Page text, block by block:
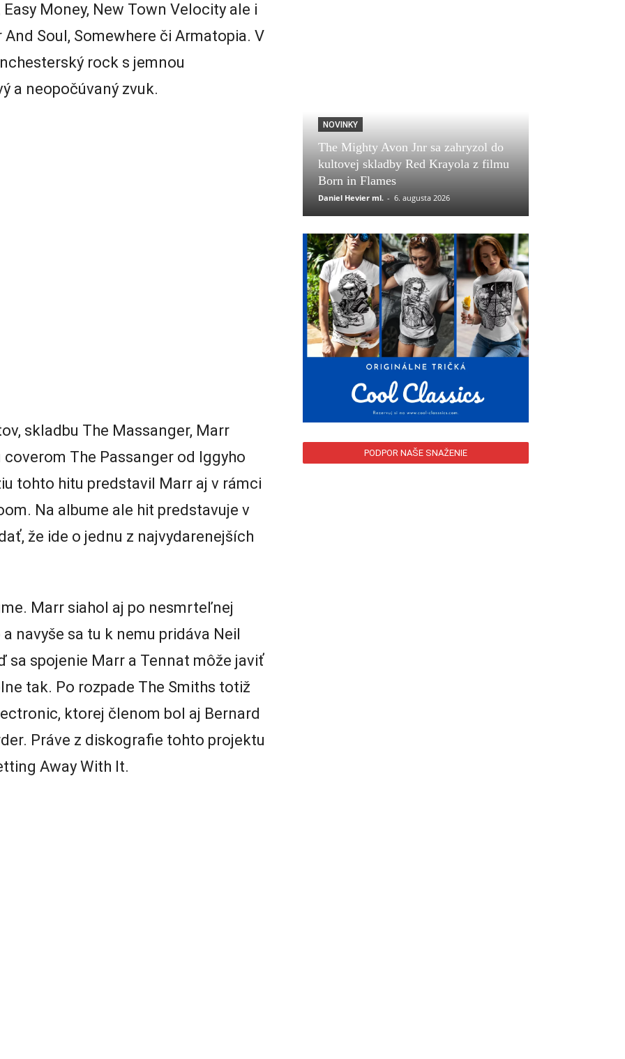
Money, New Town Velocity ale i
Soul, Somewhere či Armatopia. V
rock s jemnou
a neopočúvaný zvuk.
skladbu The Massanger, Marr
The Passanger od Iggyho
tohto hitu predstavil Marr aj v rámci
Na albume ale hit predstavuje v
že ide o jednu z najvydarenejších
Marr siahol aj po nesmrteľnej
navyše sa tu k nemu pridáva Neil
sa spojenie Marr a Tennat môže javiť
tak. Po rozpade The Smiths totiž
ktorej členom bol aj Bernard
Práve z diskografie tohto projektu
Away With It.
NOVINKY
The Mighty Avon Jnr sa zahryzol do
kultovej skladby Red Krayola z filmu
Born in Flames
Daniel Hevier ml. - 6. augusta 2026
PODPOR NAŠE SNAŽENIE